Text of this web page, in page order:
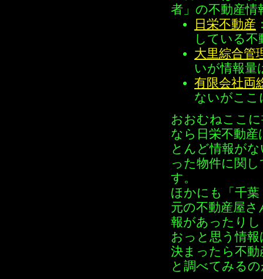
者」の不動産
日栄不動産
している不
大里綜合管
いが情報量
有限会社両
ないがここ
おおむねここ
なら日栄不動
とんど情報が
った物件に関
す。
ほかにも「千
元の不動産屋
報があったり
おっと思う情
決まったら不
と調べてみる